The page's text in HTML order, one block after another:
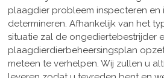
plaagdier probleem inspecteren en
determineren. Afhankelijk van het
situatie zal de ongediertebestrijder
plaagdierdierbeheersingsplan
meteen te verhelpen. Wij zullen u